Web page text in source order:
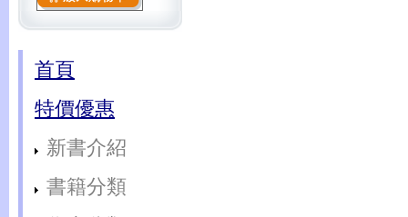
首頁
特價優惠
新書介紹
書籍分類